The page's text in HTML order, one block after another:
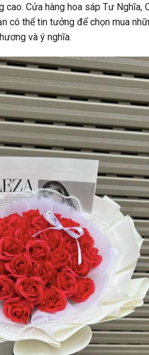
Cửa hàng hoa sáp Tư Nghĩa,
có thể tin tưởng để chọn mua
và ý nghĩa.